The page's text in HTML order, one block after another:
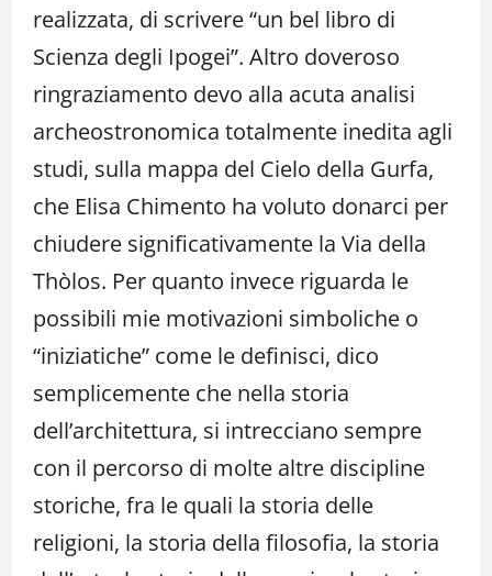
realizzata, di scrivere “un bel libro di
Scienza degli Ipogei”. Altro doveroso
ringraziamento devo alla acuta analisi
archeostronomica totalmente inedita agli
studi, sulla mappa del Cielo della Gurfa,
che Elisa Chimento ha voluto donarci per
chiudere significativamente la Via della
Thòlos. Per quanto invece riguarda le
possibili mie motivazioni simboliche o
“iniziatiche” come le definisci, dico
semplicemente che nella storia
dell’architettura, si intrecciano sempre
con il percorso di molte altre discipline
storiche, fra le quali la storia delle
religioni, la storia della filosofia, la storia